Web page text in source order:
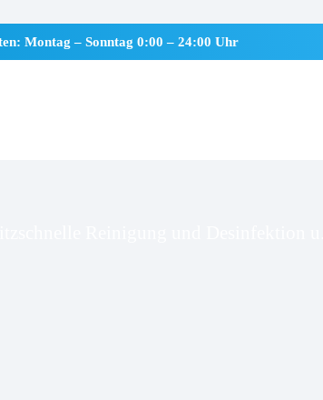
Montag – Sonntag 0:00 – 24:00 Uhr
Reinigung und Desinfektion